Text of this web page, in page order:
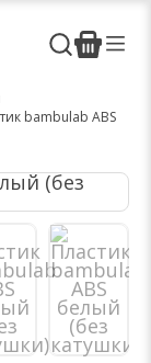
bambulab ABS